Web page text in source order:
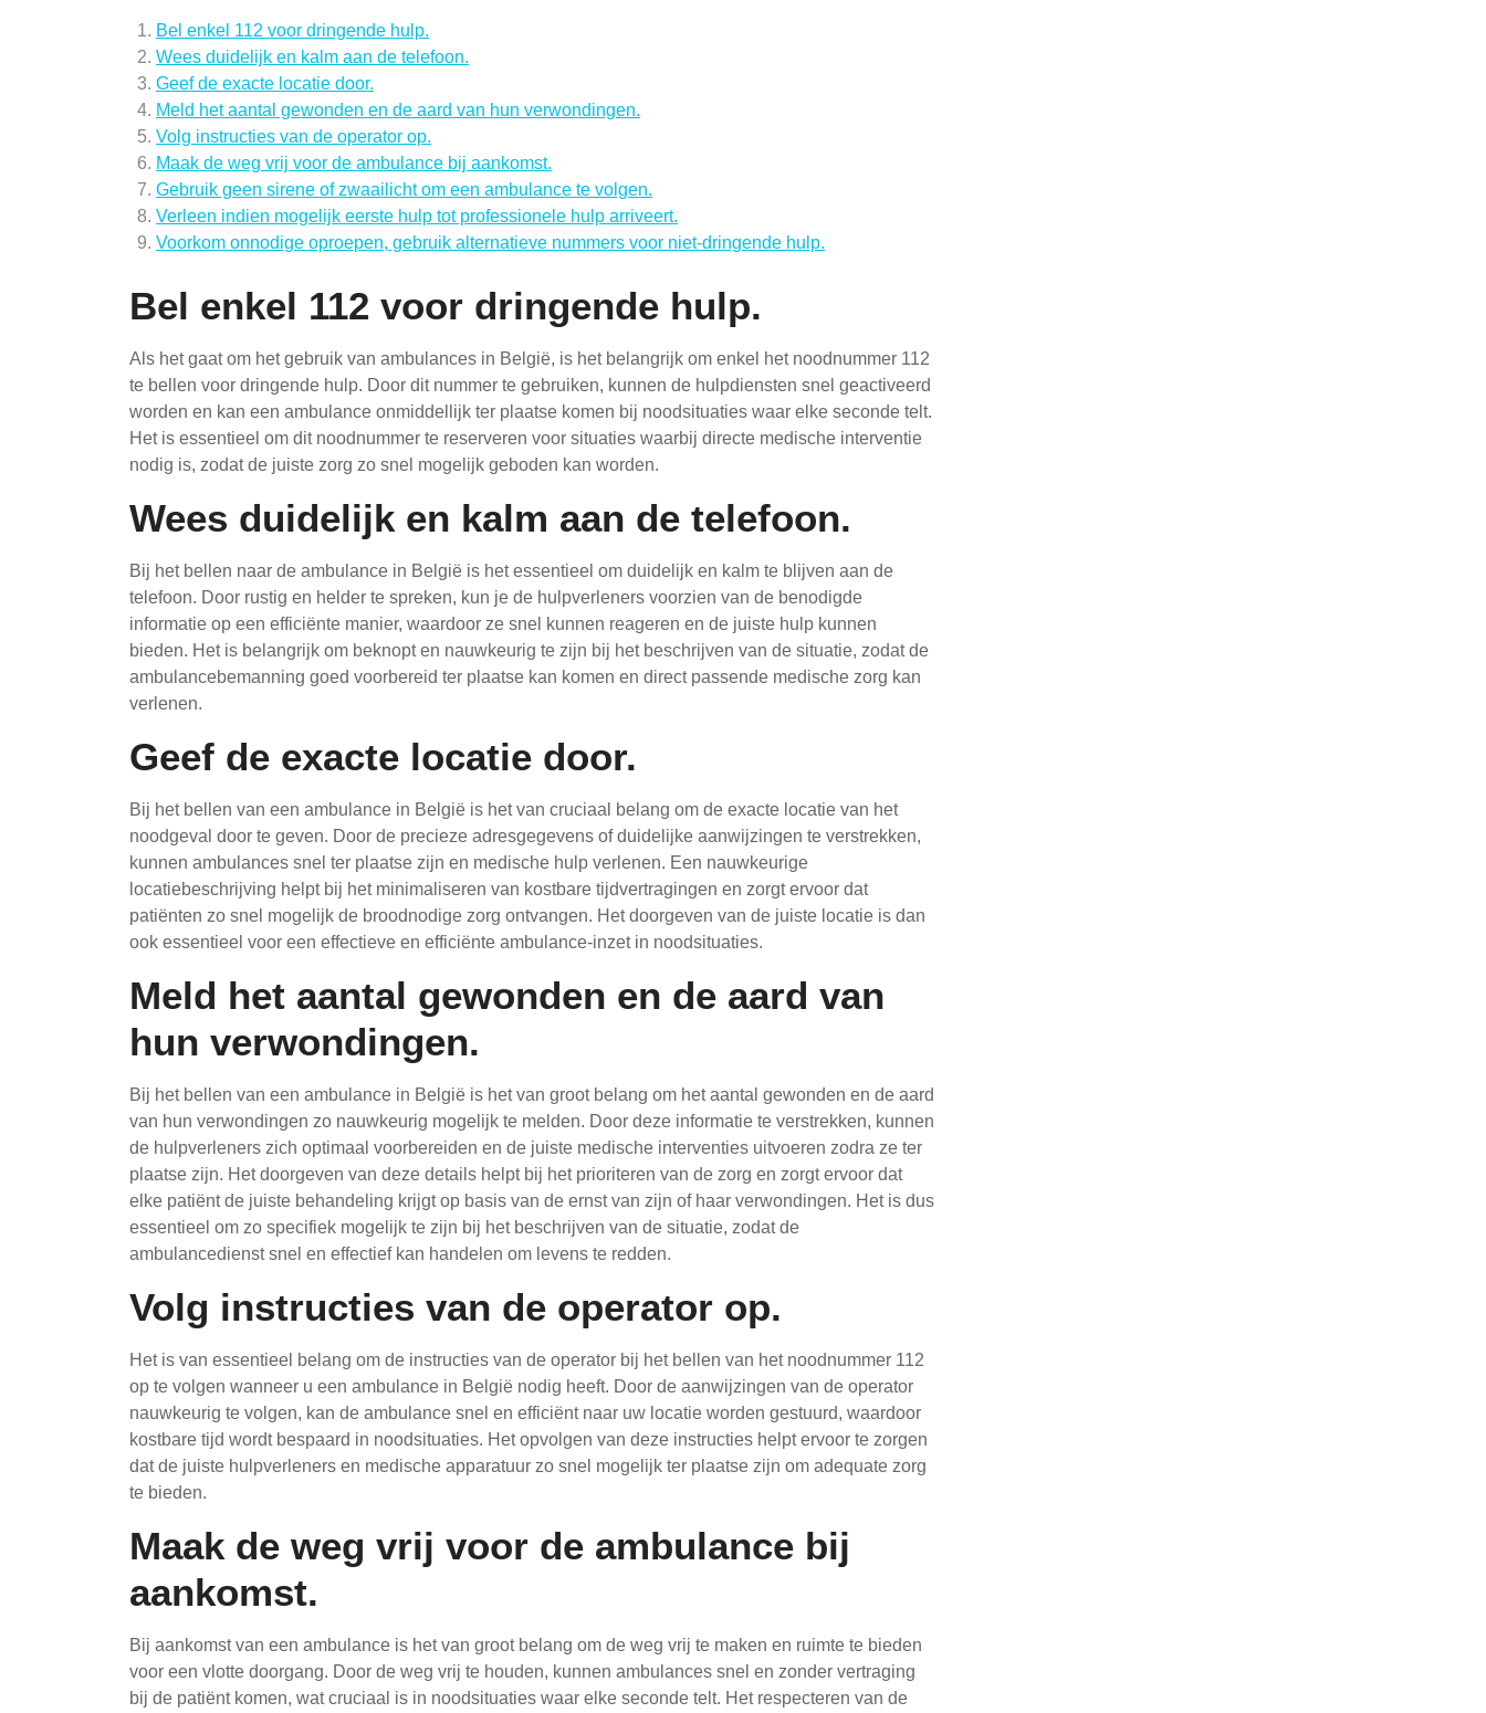
Bel enkel 112 voor dringende hulp.
Wees duidelijk en kalm aan de telefoon.
Geef de exacte locatie door.
Meld het aantal gewonden en de aard van hun verwondingen.
Volg instructies van de operator op.
Maak de weg vrij voor de ambulance bij aankomst.
Gebruik geen sirene of zwaailicht om een ambulance te volgen.
Verleen indien mogelijk eerste hulp tot professionele hulp arriveert.
Voorkom onnodige oproepen, gebruik alternatieve nummers voor niet-dringende hulp.
Bel enkel 112 voor dringende hulp.
Als het gaat om het gebruik van ambulances in België, is het belangrijk om enkel het noodnummer 112
te bellen voor dringende hulp. Door dit nummer te gebruiken, kunnen de hulpdiensten snel geactiveerd
worden en kan een ambulance onmiddellijk ter plaatse komen bij noodsituaties waar elke seconde telt.
Het is essentieel om dit noodnummer te reserveren voor situaties waarbij directe medische interventie
nodig is, zodat de juiste zorg zo snel mogelijk geboden kan worden.
Wees duidelijk en kalm aan de telefoon.
Bij het bellen naar de ambulance in België is het essentieel om duidelijk en kalm te blijven aan de
telefoon. Door rustig en helder te spreken, kun je de hulpverleners voorzien van de benodigde
informatie op een efficiënte manier, waardoor ze snel kunnen reageren en de juiste hulp kunnen
bieden. Het is belangrijk om beknopt en nauwkeurig te zijn bij het beschrijven van de situatie, zodat de
ambulancebemanning goed voorbereid ter plaatse kan komen en direct passende medische zorg kan
verlenen.
Geef de exacte locatie door.
Bij het bellen van een ambulance in België is het van cruciaal belang om de exacte locatie van het
noodgeval door te geven. Door de precieze adresgegevens of duidelijke aanwijzingen te verstrekken,
kunnen ambulances snel ter plaatse zijn en medische hulp verlenen. Een nauwkeurige
locatiebeschrijving helpt bij het minimaliseren van kostbare tijdvertragingen en zorgt ervoor dat
patiënten zo snel mogelijk de broodnodige zorg ontvangen. Het doorgeven van de juiste locatie is dan
ook essentieel voor een effectieve en efficiënte ambulance-inzet in noodsituaties.
Meld het aantal gewonden en de aard van
hun verwondingen.
Bij het bellen van een ambulance in België is het van groot belang om het aantal gewonden en de aard
van hun verwondingen zo nauwkeurig mogelijk te melden. Door deze informatie te verstrekken, kunnen
de hulpverleners zich optimaal voorbereiden en de juiste medische interventies uitvoeren zodra ze ter
plaatse zijn. Het doorgeven van deze details helpt bij het prioriteren van de zorg en zorgt ervoor dat
elke patiënt de juiste behandeling krijgt op basis van de ernst van zijn of haar verwondingen. Het is dus
essentieel om zo specifiek mogelijk te zijn bij het beschrijven van de situatie, zodat de
ambulancedienst snel en effectief kan handelen om levens te redden.
Volg instructies van de operator op.
Het is van essentieel belang om de instructies van de operator bij het bellen van het noodnummer 112
op te volgen wanneer u een ambulance in België nodig heeft. Door de aanwijzingen van de operator
nauwkeurig te volgen, kan de ambulance snel en efficiënt naar uw locatie worden gestuurd, waardoor
kostbare tijd wordt bespaard in noodsituaties. Het opvolgen van deze instructies helpt ervoor te zorgen
dat de juiste hulpverleners en medische apparatuur zo snel mogelijk ter plaatse zijn om adequate zorg
te bieden.
Maak de weg vrij voor de ambulance bij
aankomst.
Bij aankomst van een ambulance is het van groot belang om de weg vrij te maken en ruimte te bieden
voor een vlotte doorgang. Door de weg vrij te houden, kunnen ambulances snel en zonder vertraging
bij de patiënt komen, wat cruciaal is in noodsituaties waar elke seconde telt. Het respecteren van de